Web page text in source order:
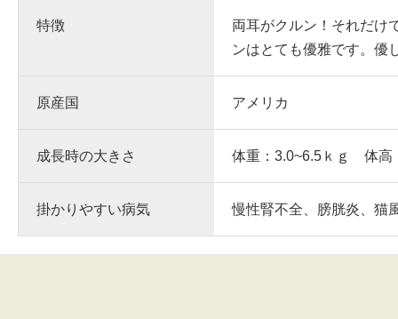
特徴
両耳がクルン！それだけ
ンはとても優雅です。優
原産国 アメリカ
成長時の大きさ 体重：3.0~6.5ｋｇ 体高
掛かりやすい病気 慢性腎不全、膀胱炎、猫